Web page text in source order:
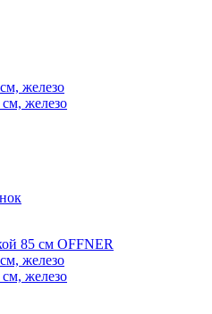
железо
железо
85 см OFFNER
железо
железо